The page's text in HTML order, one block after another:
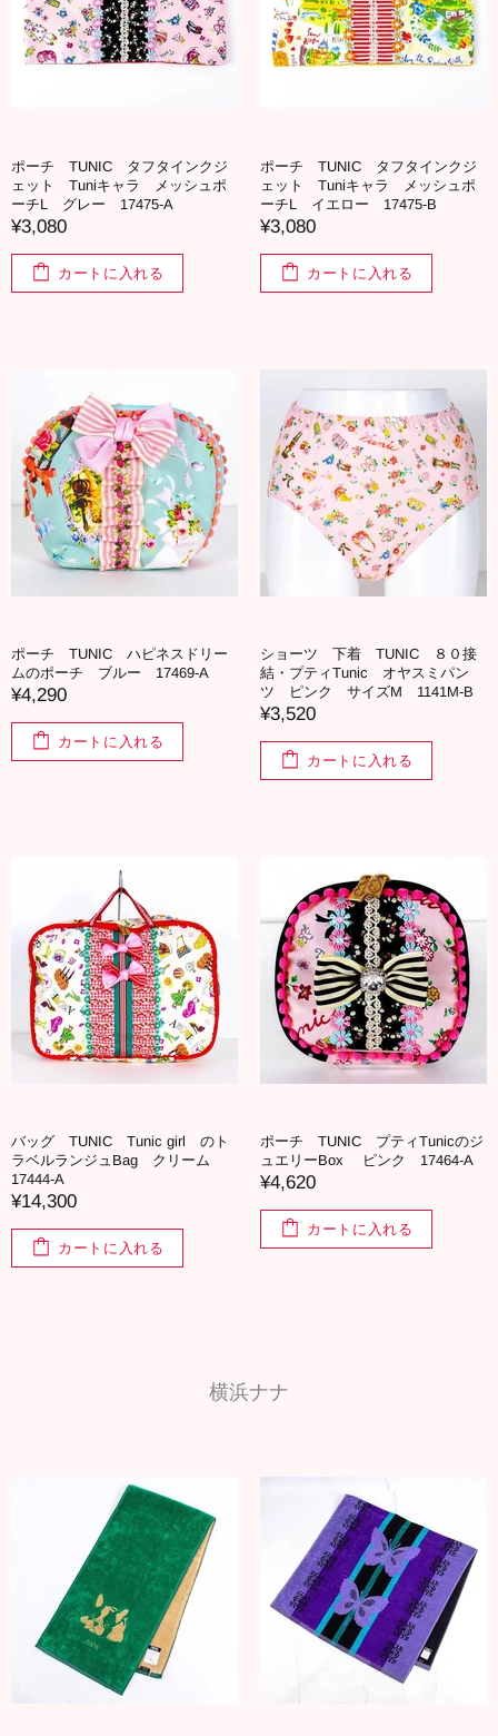
ポーチ TUNIC タフタインクジ
ェット Tuniキャラ メッシュポ
ーチL グレー 17475-A
¥3,080
カートに入れる
ポーチ TUNIC タフタインクジ
ェット Tuniキャラ メッシュポ
ーチL イエロー 17475-B
¥3,080
カートに入れる
ポーチ TUNIC ハピネスドリー
ムのポーチ ブルー 17469-A
¥4,290
カートに入れる
ショーツ 下着 TUNIC ８０接
結・プティTunic オヤスミパン
ツ ピンク サイズM 1141M-B
¥3,520
カートに入れる
バッグ TUNIC Tunic girl のト
ラベルランジュBag クリーム
17444-A
¥14,300
カートに入れる
ポーチ TUNIC プティTunicのジ
ュエリーBox ピンク 17464-A
¥4,620
カートに入れる
横浜ナナ